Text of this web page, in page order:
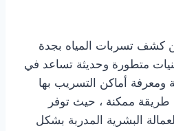
كشف تسربات المياه بجدة
متطورة وحديثة تساعد في
ومعرفة أماكن التسريب بها
طريقة ممكنة ، حيث توفر
البشرية المدربة بشكل